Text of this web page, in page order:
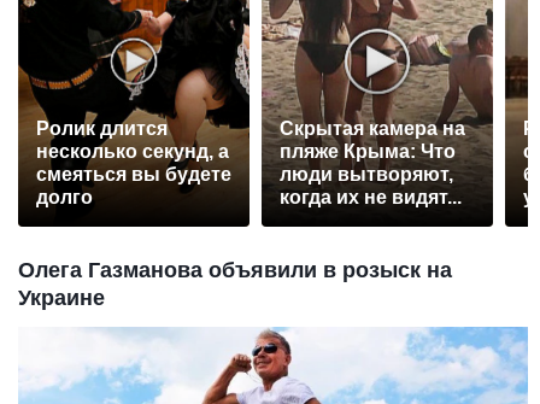
Ролик длится
несколько секунд, а
смеяться вы будете
долго
Скрытая камера на
пляже Крыма: Что
люди вытворяют,
когда их не видят...
Олега Газманова объявили в розыск на
Украине